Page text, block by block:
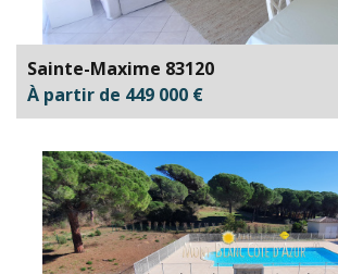
Sainte-Maxime 83120
À partir de 449 000 €